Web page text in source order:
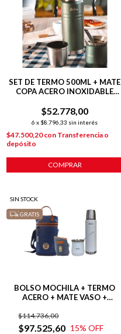
SET DE TERMO 500ML + MATE
COPA ACERO INOXIDABLE
$52.778,00
6 x $8.796,33 sin interés
$47.500,20con Transferencia o
depósito
SIN STOCK
GRATIS
BOLSO MOCHILA + TERMO
ACERO + MATE VASO +
$97.525,60
$114.736,00
15% OFF